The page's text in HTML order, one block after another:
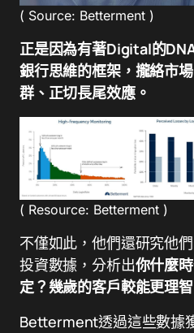
( Source: Betterment )
正是因為有著Digital的
銀行思維的框架，攏絡市
群、正切長尾效應。
( Resource: Betterment )
不僅如此，他們還研究他
投資數據，分析出你什麼
定？幾歲的客戶較能更理
Betterment透過這些數據